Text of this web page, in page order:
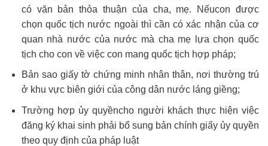
có văn bản thỏa thuận của cha, mẹ. Nếucon được
chọn quốc tịch nước ngoài thì cần có xác nhận của cơ
quan nhà nước của nước mà cha mẹ lựa chọn quốc
tịch cho con về việc con mang quốc tịch hợp pháp;
Bản sao giấy tờ chứng minh nhân thân, nơi thường trú
ở khu vực biên giới của công dân nước láng giềng;
Trường hợp ủy quyềncho người khách thực hiện việc
đăng ký khai sinh phải bổ sung bản chính giấy ủy quyền
theo quy định của pháp luật